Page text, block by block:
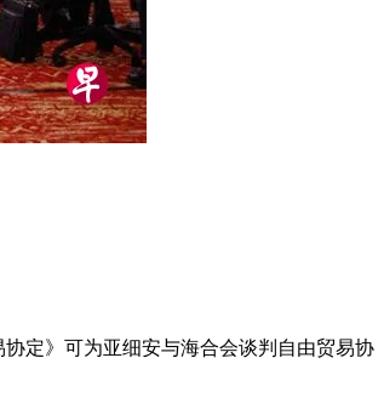
定》可为亚细安与海合会谈判自由贸易协